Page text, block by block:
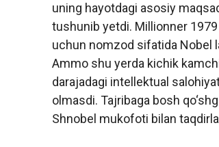
uning hayotdagi asosiy
tushunib yetdi. Millionner
uchun nomzod sifatida Nobel
Ammo shu yerda kichik
darajadagi intellektual
olmasdi. Tajribaga bosh
Shnobel mukofoti bilan